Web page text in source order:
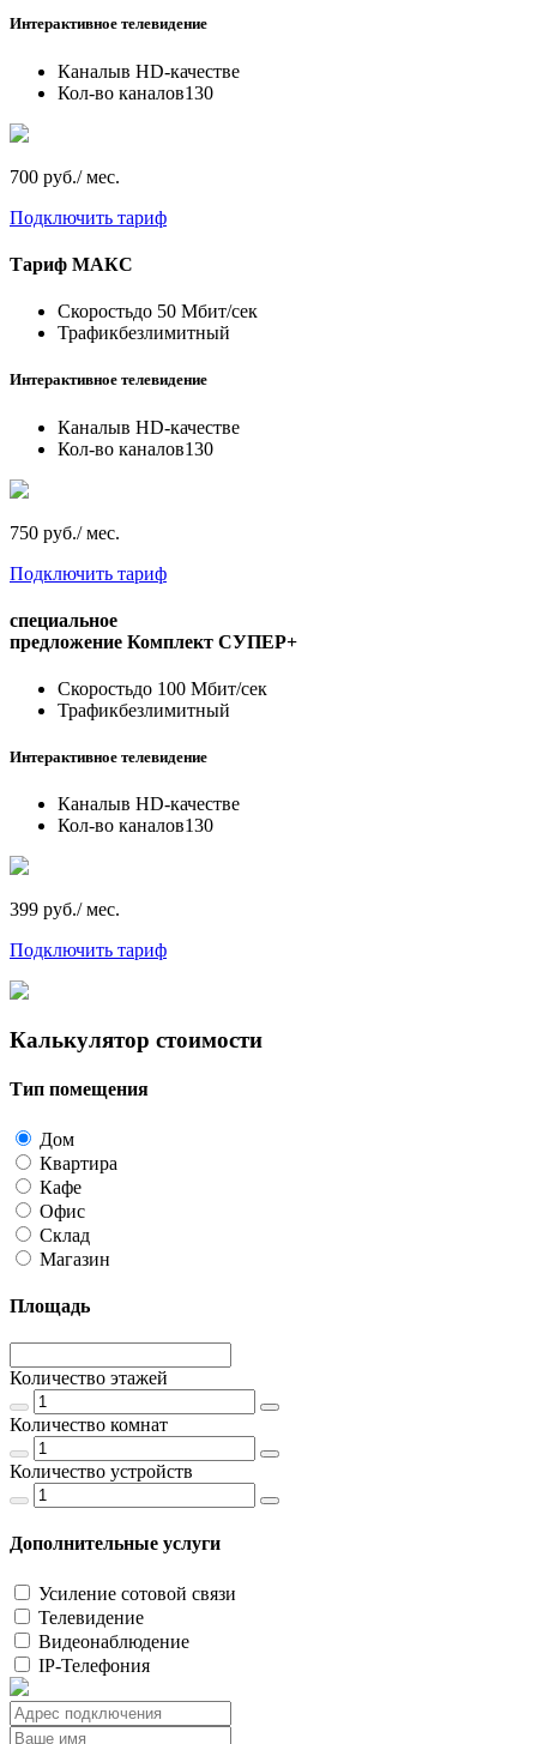
Интерактивное телевидение
Каналыв HD-качестве
Кол-во каналов130
700 руб./ мес.
Подключить тариф
Тариф МАКС
Скоростьдо 50 Мбит/сек
Трафикбезлимитный
Интерактивное телевидение
Каналыв HD-качестве
Кол-во каналов130
750 руб./ мес.
Подключить тариф
специальное
предложение Комплект СУПЕР+
Скоростьдо 100 Мбит/сек
Трафикбезлимитный
Интерактивное телевидение
Каналыв HD-качестве
Кол-во каналов130
399 руб./ мес.
Подключить тариф
Калькулятор стоимости
Тип помещения
Дом
Квартира
Кафе
Офис
Склад
Магазин
Площадь
Количество этажей
Количество комнат
Количество устройств
Дополнительные услуги
Усиление сотовой связи
Телевидение
Видеонаблюдение
IP-Телефония